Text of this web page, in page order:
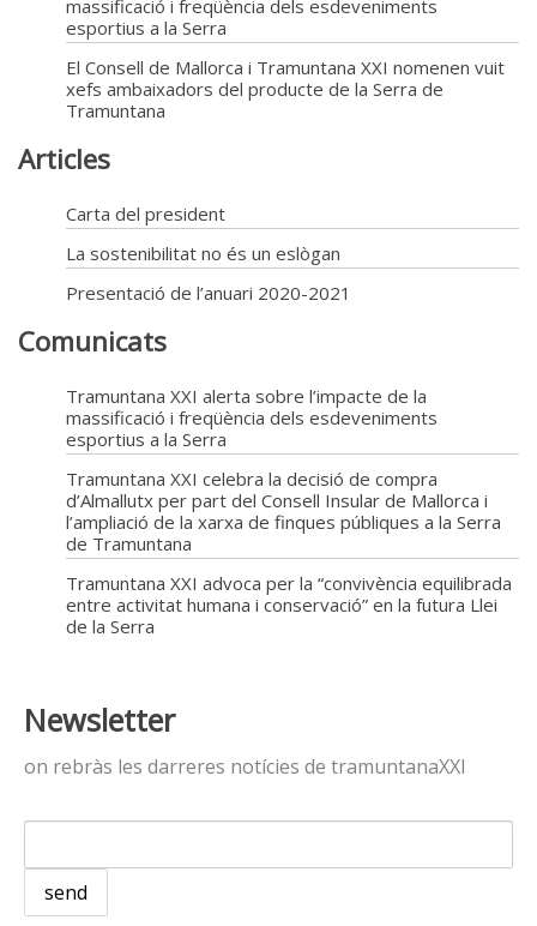
massificació i freqüència dels esdeveniments
esportius a la Serra
El Consell de Mallorca i Tramuntana XXI nomenen vuit
xefs ambaixadors del producte de la Serra de
Tramuntana
Articles
Carta del president
La sostenibilitat no és un eslògan
Presentació de l’anuari 2020-2021
Comunicats
Tramuntana XXI alerta sobre l’impacte de la
massificació i freqüència dels esdeveniments
esportius a la Serra
Tramuntana XXI celebra la decisió de compra
d’Almallutx per part del Consell Insular de Mallorca i
l’ampliació de la xarxa de finques públiques a la Serra
de Tramuntana
Tramuntana XXI advoca per la “convivència equilibrada
entre activitat humana i conservació” en la futura Llei
de la Serra
Newsletter
on rebràs les darreres notícies de tramuntanaXXI